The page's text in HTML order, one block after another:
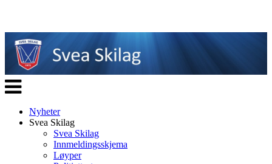
Veksle
navigasjon
Nyheter
Svea Skilag
Svea Skilag
Innmeldingsskjema
Løyper